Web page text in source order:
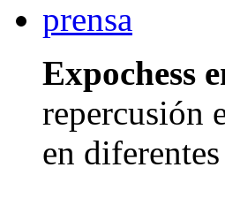
Expochess
repercusión
en